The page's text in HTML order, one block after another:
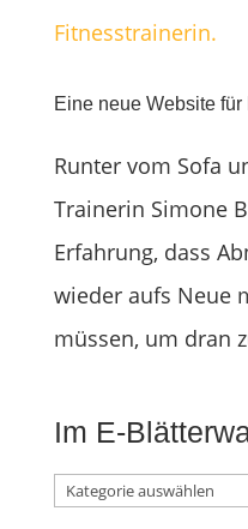
Eine neue Website
Runter vom Sofa
Trainerin Simone
Erfahrung, dass
wieder aufs Neue
müssen, um dran
Im E-
Im